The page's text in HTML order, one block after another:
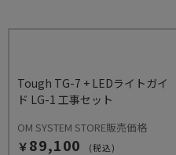
Tough TG-7 + LEDライトガイ
ド LG-1 工事セット
OM SYSTEM STORE販売価格
￥89,100 (税込)